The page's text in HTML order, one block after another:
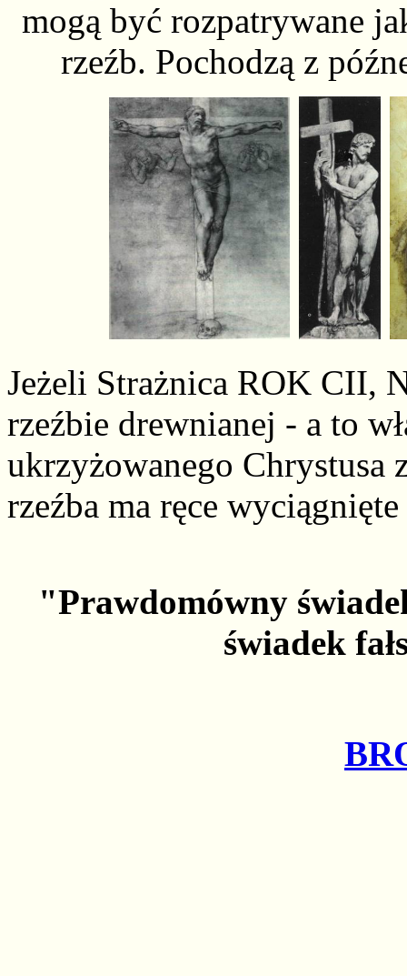
mogą być rozpatrywane
rzeźb. Pochodzą z
Jeżeli Strażnica ROK CII,
rzeźbie drewnianej - a to
ukrzyżowanego Chrystusa
rzeźba ma ręce
"Prawdomówny
świadek